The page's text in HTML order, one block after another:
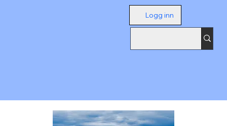
Logg inn